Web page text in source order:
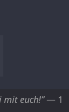
mit euch!”— 1